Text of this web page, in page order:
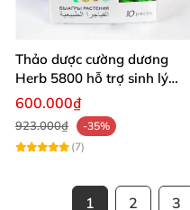
Thảo dược cường dương
Herb 5800 hỗ trợ sinh lý
nam mạnh mẽ kéo dài
600.000₫
923.000₫
-35%
(7)
1 2 3